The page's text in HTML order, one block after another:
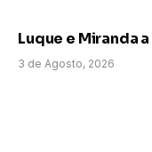
Luque e Miranda
3 de Agosto, 2026